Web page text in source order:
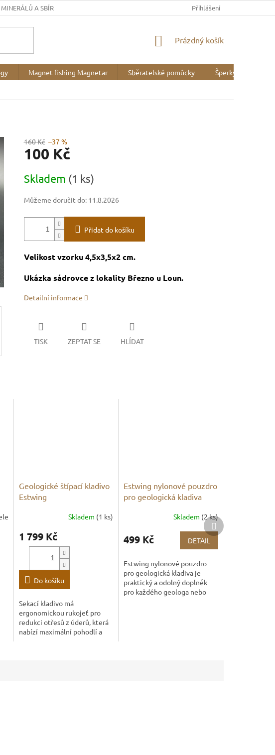
A SBÍREK MINERALOGICKÉ WEBY
Přihlášení
NÁKUPNÍ
Prázdný košík
Magnet fishing Magnetar Sběratelské pomůcky Šperky
160 Kč –37 %
100 Kč
cena:
Skladem (1 ks)
Můžeme doručit do: 11.8.2026
Přidat do košíku
Velikost vzorku 4,5x3,5x2 cm.
Ukázka sádrovce z lokality Březno u Loun.
Detailní informace
TISK ZEPTAT SE HLÍDAT
Geologické štípací kladivo
Estwing
Skladem (1 ks)
1 799 Kč
Do košíku
Sekací kladivo má
ergonomickou rukojeť pro
redukci otřesů z úderů, která
nabízí maximální pohodlí a
Estwing nylonové pouzdro
pro geologická kladiva
Skladem (2 ks)
499 Kč DETAIL
Estwing nylonové pouzdro
pro geologická kladiva je
praktický a odolný doplněk
pro každého geologa nebo
Další
produkt